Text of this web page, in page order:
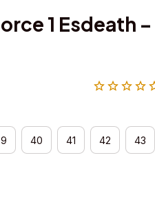
1 Esdeath
40 41 42 43